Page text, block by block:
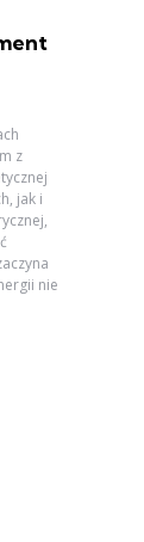
z
jak i
nie